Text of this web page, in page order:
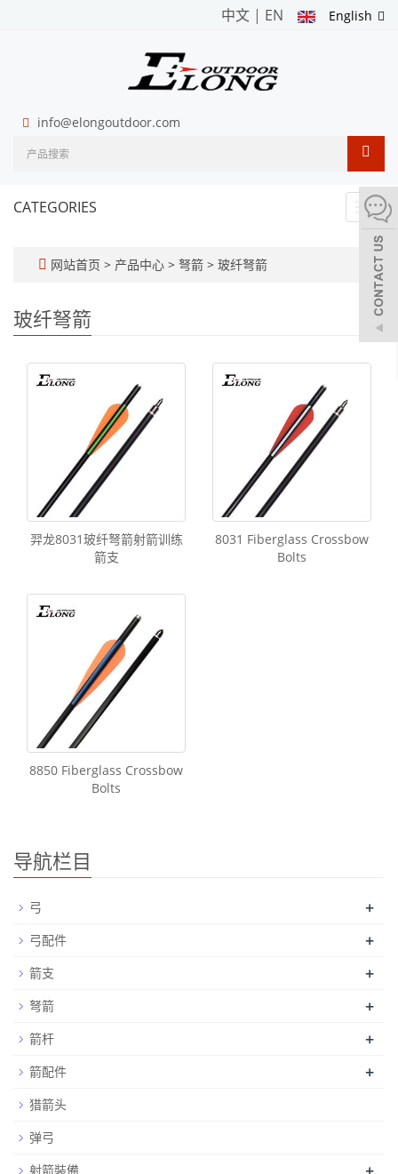
English
中文 | EN
info@elongoutdoor.com
CATEGORIES
网站首页 > 产品中心 > 弩箭 > 玻纤弩箭
玻纤弩箭
羿龙8031玻纤弩箭射箭训练
箭支
8031 Fiberglass Crossbow
Bolts
8850 Fiberglass Crossbow
Bolts
导航栏目
弓 +
弓配件 +
箭支 +
弩箭 +
箭杆 +
箭配件 +
猎箭头
弹弓
射箭裝備